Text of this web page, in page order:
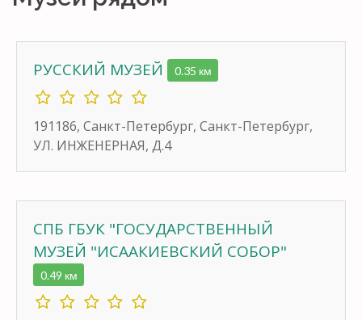
РУССКИЙ МУЗЕЙ 0.35 км
191186, Санкт-Петербург, Санкт-Петербург,
УЛ. ИНЖЕНЕРНАЯ, Д.4
СПБ ГБУК "ГОСУДАРСТВЕННЫЙ
МУЗЕЙ "ИСААКИЕВСКИЙ СОБОР"
0.49 км